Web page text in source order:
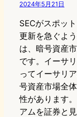
2024年5月21日
SECがスポッ
更新を急ぐよ
は、暗号資産
です。イーサ
ってイーサリ
号資産市場全
性があります
アムを証券と